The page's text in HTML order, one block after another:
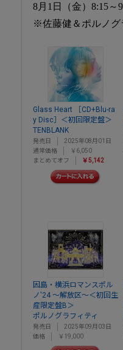
8月1日（金）8:15～
※佐藤健＆ポルノグ
Glass Heart ［CD+Blu-ra
y Disc］＜初回限定盤＞
TENBLANK
発売日
2025年08月01日
通常価格
￥6,050
まとめてオフ
￥5,142
因島・横浜ロマンスポル
ノ'24 ～解放区～＜初回生
産限定盤B＞
ポルノグラフィティ
発売日
2025年09月03日
価格
￥19,000